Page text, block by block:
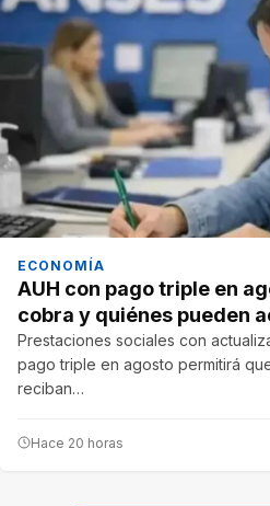
ECONOMÍA
AUH con pago triple en
cobra y quiénes pueden
Prestaciones sociales con
pago triple en agosto permitirá
reciban…
Hace 20 horas